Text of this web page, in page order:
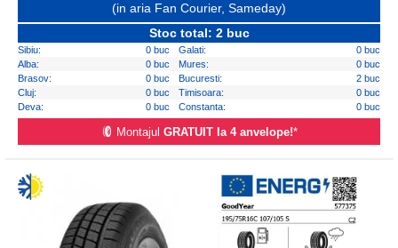
(in aria Fan Courier, Sameday)
Stoc total: 2 buc
Sibiu: 0 buc Galati:
0 buc
Alba:
0 buc Mures:
0 buc
Brasov:
0 buc Bucuresti:
2 buc
Cluj:
0 buc Timisoara:
0 buc
Deva:
0 buc Constanta: 0 buc
Montajul GRATUIT la 4 anvelope!*